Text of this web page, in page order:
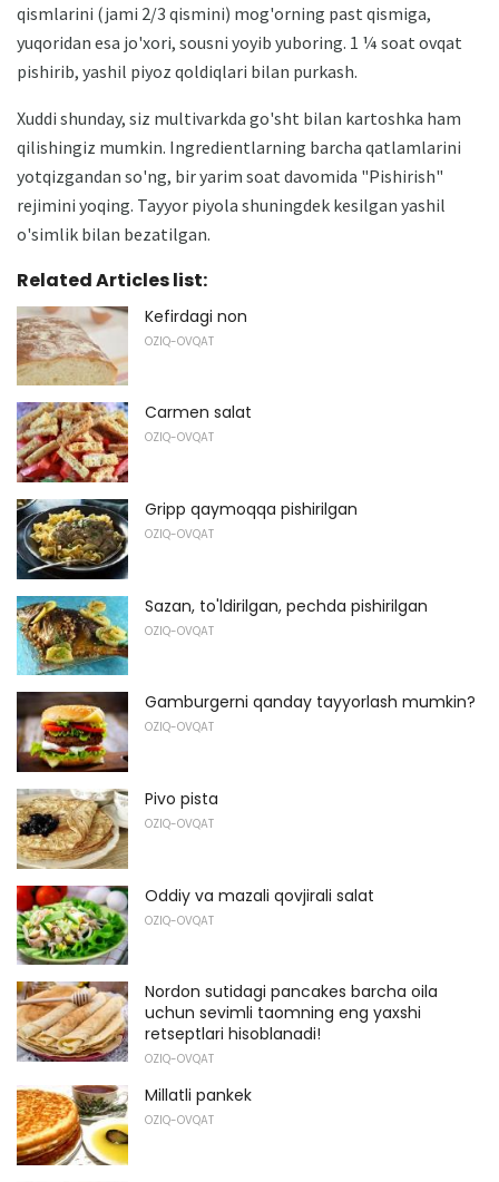
qismlarini (jami 2/3 qismini) mog'orning past qismiga,
yuqoridan esa jo'xori, sousni yoyib yuboring. 1 ¼ soat ovqat
pishirib, yashil piyoz qoldiqlari bilan purkash.
Xuddi shunday, siz multivarkda go'sht bilan kartoshka ham
qilishingiz mumkin. Ingredientlarning barcha qatlamlarini
yotqizgandan so'ng, bir yarim soat davomida "Pishirish"
rejimini yoqing. Tayyor piyola shuningdek kesilgan yashil
o'simlik bilan bezatilgan.
Related Articles list:
Kefirdagi non
OZIQ-OVQAT
Carmen salat
OZIQ-OVQAT
Gripp qaymoqqa pishirilgan
OZIQ-OVQAT
Sazan, to'ldirilgan, pechda pishirilgan
OZIQ-OVQAT
Gamburgerni qanday tayyorlash mumkin?
OZIQ-OVQAT
Pivo pista
OZIQ-OVQAT
Oddiy va mazali qovjirali salat
OZIQ-OVQAT
Nordon sutidagi pancakes barcha oila
uchun sevimli taomning eng yaxshi
retseptlari hisoblanadi!
OZIQ-OVQAT
Millatli pankek
OZIQ-OVQAT